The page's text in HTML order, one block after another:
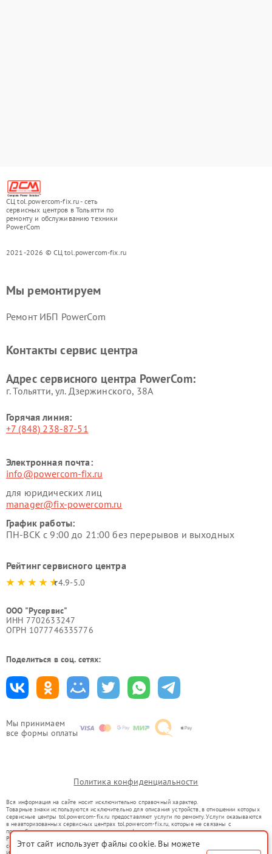
СЦ tol.powercom-fix.ru - сеть
сервисных центров в Тольятти по
ремонту и обслуживанию техники
PowerCom
2021-2026 © СЦ tol.powercom-fix.ru
Мы принимаем
все формы оплаты
Мы ремонтируем
Ремонт ИБП PowerCom
Контакты сервис центра
Адрес сервисного центра PowerCom:
г. Тольятти, ул. Дзержинского, 38А
Горячая линия:
+7 (848) 238-87-51
Электронная почта:
info@powercom-fix.ru
для юридических лиц
manager@fix-powercom.ru
График работы:
ПН-ВСК с 9:00 до 21:00 без перерывов и выходных
Рейтинг сервисного центра
4.9-5.0
ООО "Русервис"
ИНН 7702633247
ОГРН 1077746335776
Поделиться в соц. сетях:
Политика конфиденциальности
Вся информация на сайте носит исключительно справочный характер.
Товарные знаки используются исключительно для описания устройств, в отношении которых
сервисные центры tol.powercom-fix.ru предоставляют услуги по ремонту. Услуги оказываются
в неавторизованных сервисных центрах tol.powercom-fix.ru, которые не связаны с
правообладателями товарных знаков или их официальными представителями.
Ремонт осуществляется для устройств, уже введенных в гражданский оборот в соответствии
со статьей 1487 ГК РФ.
Этот сайт использует файлы cookie. Вы можете